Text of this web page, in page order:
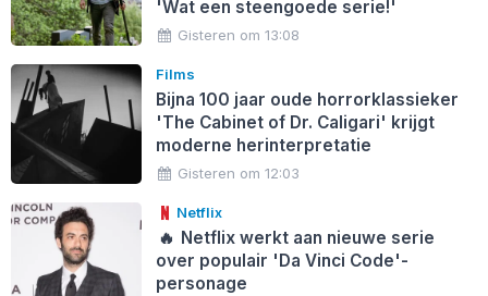
'Wat een steengoede serie!'
Gisteren om 13:08
Films
Bijna 100 jaar oude horrorklassieker
'The Cabinet of Dr. Caligari' krijgt
moderne herinterpretatie
Gisteren om 12:03
Netflix
🔥 Netflix werkt aan nieuwe serie
over populair 'Da Vinci Code'-
personage